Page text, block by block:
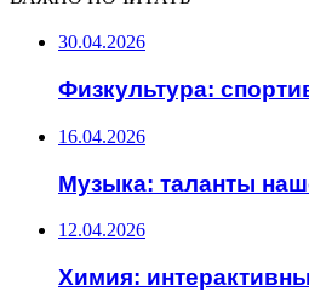
30.04.2026
Физкультура:
16.04.2026
Музыка: таланты
12.04.2026
Химия: